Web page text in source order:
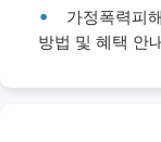
가정폭력피
방법 및 혜택 안